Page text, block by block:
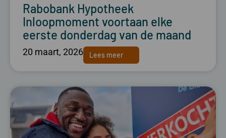
Rabobank Hypotheek
Inloopmoment voortaan elke
eerste donderdag van de maand
20 maart, 2026 Lees meer